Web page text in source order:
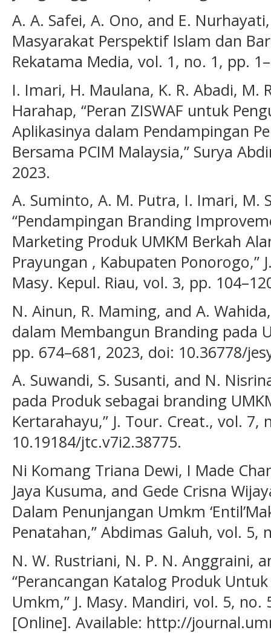
A. A. Safei, A. Ono, and E.
Masyarakat Perspektif Islam dan
Rekatama Media, vol. 1, no. 1, pp.
I. Imari, H. Maulana, K. R. Abadi, M.
Harahap, “Peran ZISWAF untuk
Aplikasinya dalam Pendampingan
Bersama PCIM Malaysia,” Surya
2023.
A. Suminto, A. M. Putra, I. Imari, M.
“Pendampingan Branding
Marketing Produk UMKM Berkah
Prayungan , Kabupaten Ponorogo,”
Masy. Kepul. Riau, vol. 3, pp.
N. Ainun, R. Maming, and A.
dalam Membangun Branding pada
pp. 674–681, 2023, doi: 10.36778/
A. Suwandi, S. Susanti, and N.
pada Produk sebagai branding
Kertarahayu,” J. Tour. Creat., vol. 7,
10.19184/jtc.v7i2.38775.
Ni Komang Triana Dewi, I Made
Jaya Kusuma, and Gede Crisna
Dalam Penunjangan Umkm
Penatahan,” Abdimas Galuh, vol. 5,
N. W. Rustriani, N. P. N. Anggraini,
“Perancangan Katalog Produk
Umkm,” J. Masy. Mandiri, vol. 5, no.
[Online]. Available: http://